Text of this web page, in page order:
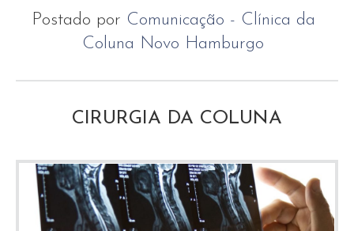
Postado por Comunicação - Clínica da
Coluna Novo Hamburgo
CIRURGIA DA COLUNA